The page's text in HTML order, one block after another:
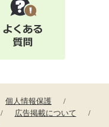
個人情報保護
広告掲載について